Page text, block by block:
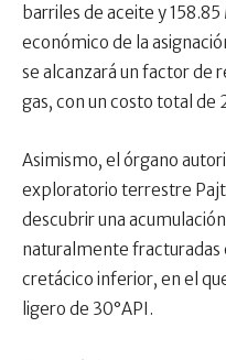
barriles de aceite y
económico de la
se alcanzará un factor de
gas, con un costo total
Asimismo, el órgano
exploratorio terrestre
descubrir una
naturalmente fracturadas
cretácico inferior, en el
ligero de 30°API.